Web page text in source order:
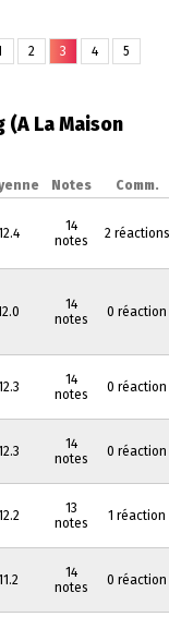
2 3 4
5
La Maison
Notes Comm.
14
notes
2 réactions
14
notes
0 réaction
14
notes
0 réaction
14
notes
0 réaction
13
notes
1 réaction
14
notes
0 réaction